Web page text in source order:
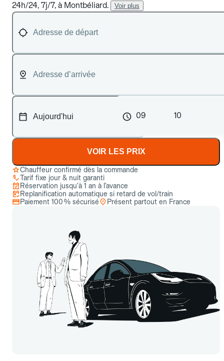
24h/24, 7j/7, à Montbéliard.
Voir plus
09 10
VOIR LES PRIX
Chauffeur confirmé dès la commande
Tarif fixe jour & nuit garanti
Réservation jusqu’à 1 an à l’avance
Replanification automatique si retard de vol/train
Paiement 100 % sécurisé
Présent partout en France